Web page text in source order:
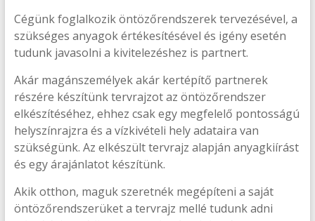
Cégünk foglalkozik öntözőrendszerek tervezésével, a
szükséges anyagok értékesítésével és igény esetén
tudunk javasolni a kivitelezéshez is partnert.
Akár magánszemélyek akár kertépítő partnerek
részére készítünk tervrajzot az öntözőrendszer
elkészítéséhez, ehhez csak egy megfelelő pontosságú
helyszínrajzra és a vízkivételi hely adataira van
szükségünk. Az elkészült tervrajz alapján anyagkiírást
és egy árajánlatot készítünk.
Akik otthon, maguk szeretnék megépíteni a saját
öntözőrendszerüket a tervrajz mellé tudunk adni